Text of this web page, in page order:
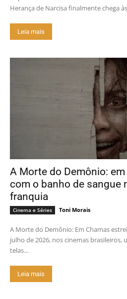
Herança de Narcisa finalmente chega
Leia mais
A Morte do Demônio:
com o banho de sangue
franquia
Cinema e Séries Toni Morais
A Morte do Demônio: Em Chamas
julho de 2026, nos cinemas brasileiros,
telas...
Leia mais